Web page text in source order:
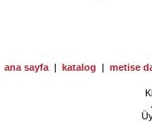
ana sayfa | katalog | metise